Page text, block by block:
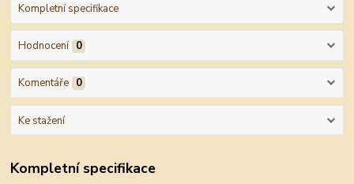
Kompletní specifikace
Hodnocení 0
Komentáře 0
Ke stažení
Kompletní specifikace